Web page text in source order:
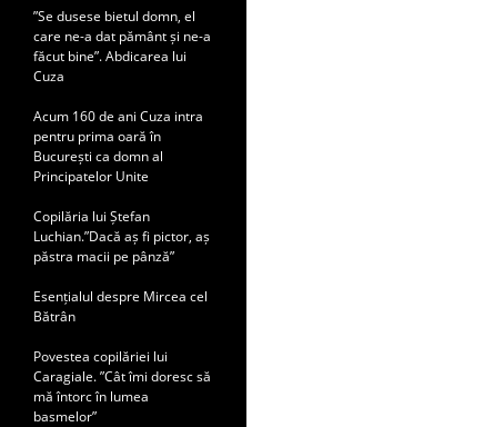
”Se dusese bietul domn, el
care ne-a dat pământ și ne-a
făcut bine”. Abdicarea lui
Cuza
Acum 160 de ani Cuza intra
pentru prima oară în
București ca domn al
Principatelor Unite
Copilăria lui Ștefan
Luchian.”Dacă aș fi pictor, aș
păstra macii pe pânză”
Esențialul despre Mircea cel
Bătrân
Povestea copilăriei lui
Caragiale. ”Cât îmi doresc să
mă întorc în lumea
basmelor”